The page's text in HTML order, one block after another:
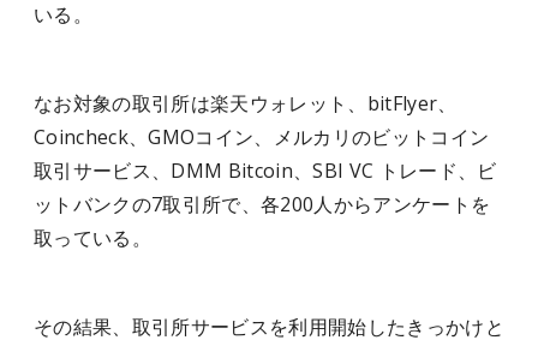
いる。
なお対象の取引所は楽天ウォレット、bitFlyer、
Coincheck、GMOコイン、メルカリのビットコイン
取引サービス、DMM Bitcoin、SBI VC トレード、ビ
ットバンクの7取引所で、各200人からアンケートを
取っている。
その結果、取引所サービスを利用開始したきっかけと